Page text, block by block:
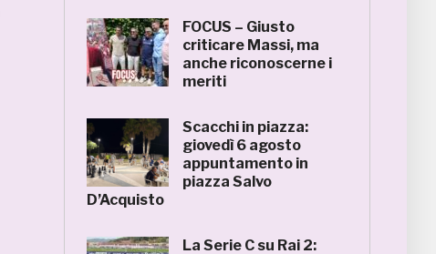
FOCUS – Giusto
criticare Massi, ma
anche riconoscerne i
meriti
Scacchi in piazza:
giovedì 6 agosto
appuntamento in
piazza Salvo
D’Acquisto
La Serie C su Rai 2: